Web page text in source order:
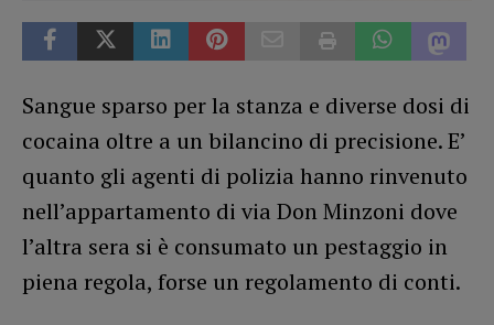
Sangue sparso per la stanza e diverse dosi di
cocaina oltre a un bilancino di precisione. E’
quanto gli agenti di polizia hanno rinvenuto
nell’appartamento di via Don Minzoni dove
l’altra sera si è consumato un pestaggio in
piena regola, forse un regolamento di conti.